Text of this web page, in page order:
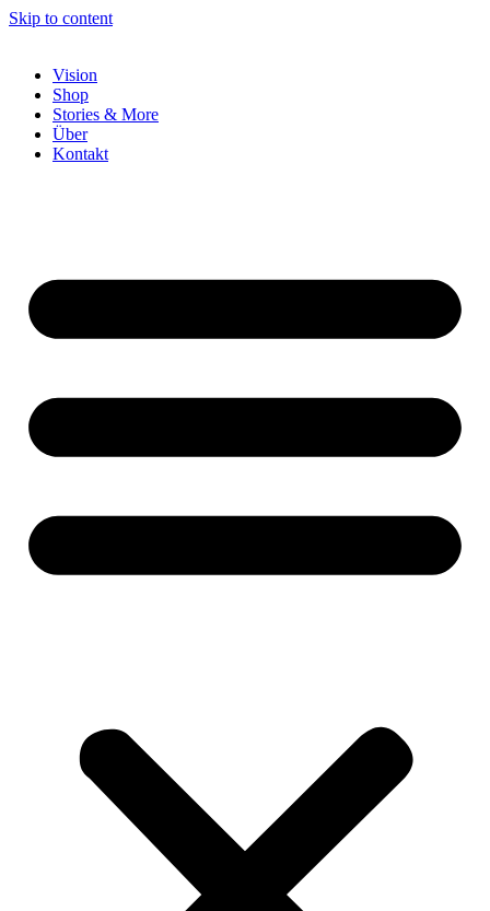
Skip to content
Vision
Shop
Stories & More
Über
Kontakt